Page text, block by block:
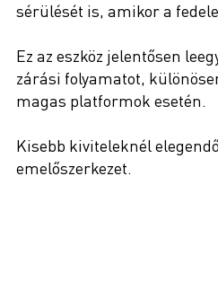
sérülését is, amikor a
Ez az eszköz jelentősen
zárási folyamatot,
magas platformok esetén.
Kisebb kiviteleknél
emelőszerkezet.